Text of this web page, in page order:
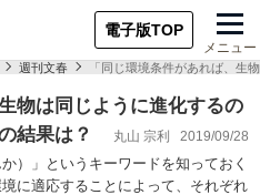
電子版TOP
メニュー
週刊文春 「同じ環境条件があれば、
物は同じように進化するの
結果は？
丸山 宗利 2019/09/28
）」というキーワードを知っておく
に適応することによって、それぞれ